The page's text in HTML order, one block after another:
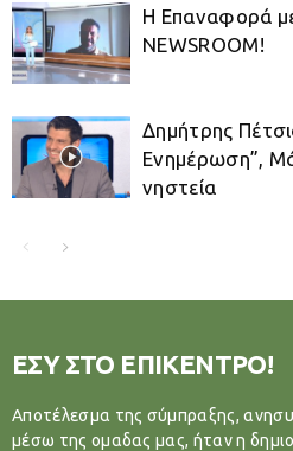
Η Επαναφορά
NEWSROOM!
Δημήτρης
Ενημέρωση”,
νηστεία
ΕΣΥ ΣΤΟ ΕΠΙΚΕΝΤΡΟ!
Αποτέλεσμα της σύμπραξης,
μέσω της ομαδας μας, ήταν η